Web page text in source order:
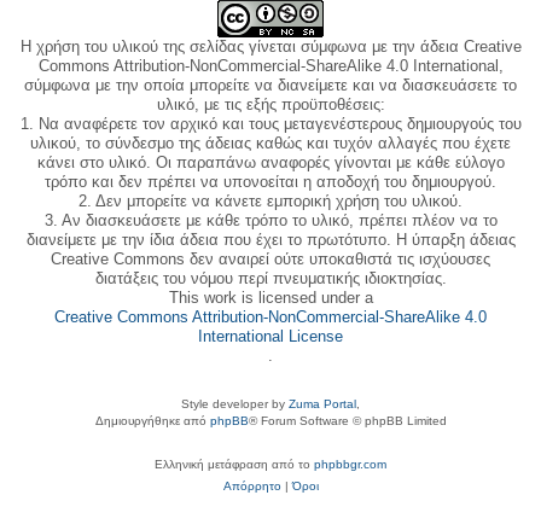
Η χρήση του υλικού της σελίδας γίνεται σύμφωνα με την άδεια Creative
Commons Attribution-NonCommercial-ShareAlike 4.0 International,
σύμφωνα με την οποία μπορείτε να διανείμετε και να διασκευάσετε το
υλικό, με τις εξής προϋποθέσεις:
1. Να αναφέρετε τον αρχικό και τους μεταγενέστερους δημιουργούς του
υλικού, το σύνδεσμο της άδειας καθώς και τυχόν αλλαγές που έχετε
κάνει στο υλικό. Οι παραπάνω αναφορές γίνονται με κάθε εύλογο
τρόπο και δεν πρέπει να υπονοείται η αποδοχή του δημιουργού.
2. Δεν μπορείτε να κάνετε εμπορική χρήση του υλικού.
3. Αν διασκευάσετε με κάθε τρόπο το υλικό, πρέπει πλέον να το
διανείμετε με την ίδια άδεια που έχει το πρωτότυπο. Η ύπαρξη άδειας
Creative Commons δεν αναιρεί ούτε υποκαθιστά τις ισχύουσες
διατάξεις του νόμου περί πνευματικής ιδιοκτησίας.
This work is licensed under a
Creative Commons Attribution-NonCommercial-ShareAlike 4.0
International License
Style developer by Zuma Portal
Δημιουργήθηκε από phpBB® Forum Software © phpBB Limited
Ελληνική μετάφραση από το phpbbgr.com
Απόρρητο|Όροι